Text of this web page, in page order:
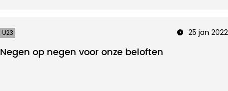
U23 25 jan 2022
Negen op negen voor onze beloften